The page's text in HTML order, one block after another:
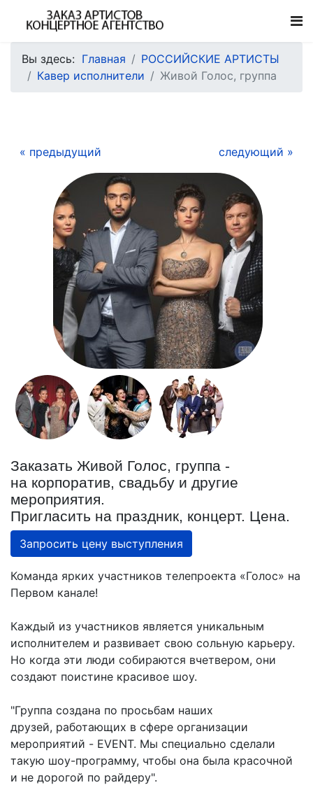
Вы здесь: Главная
РОССИЙСКИЕ АРТИСТЫ
Кавер исполнители
Живой Голос, группа
« предыдущий следующий »
Заказать Живой Голос, группа -
на корпоратив, свадьбу и другие
мероприятия.
Пригласить на праздник, концерт. Цена.
Запросить цену выступления
Команда ярких участников телепроекта «Голос» на
Первом канале!
Каждый из участников является уникальным
исполнителем и развивает свою сольную карьеру.
Но когда эти люди собираются вчетвером, они
создают поистине красивое шоу.
"Группа создана по просьбам наших
друзей, работающих в сфере организации
мероприятий - EVENT. Мы специально сделали
такую шоу-программу, чтобы она была красочной
и не дорогой по райдеру".